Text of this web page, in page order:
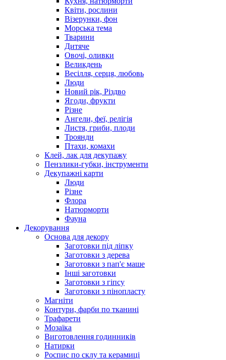
Квіти, рослини
Візерунки, фон
Морська тема
Тварини
Дитяче
Овочі, оливки
Великдень
Весілля, серця, любовь
Люди
Новий рік, Різдво
Ягоди, фрукти
Різне
Ангели, феї, релігія
Листя, гриби, плоди
Троянди
Птахи, комахи
Клей, лак для декупажу
Пензлики-губки, інструменти
Декупажні карти
Люди
Різне
Флора
Натюрморти
Фауна
Декорування
Основа для декору
Заготовки під ліпку
Заготовки з дерева
Заготовки з пап'є маше
Інші заготовки
Заготовки з гіпсу
Заготовки з пінопласту
Магніти
Контури, фарби по тканині
Трафарети
Мозаїка
Виготовлення годинників
Натирки
Роспис по склу та керамиці